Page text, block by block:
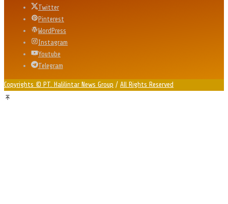
Twitter
Pinterest
WordPress
Instagram
Youtube
Telegram
Copyrights © PT. Halilintar News Group / All Rights Reserved